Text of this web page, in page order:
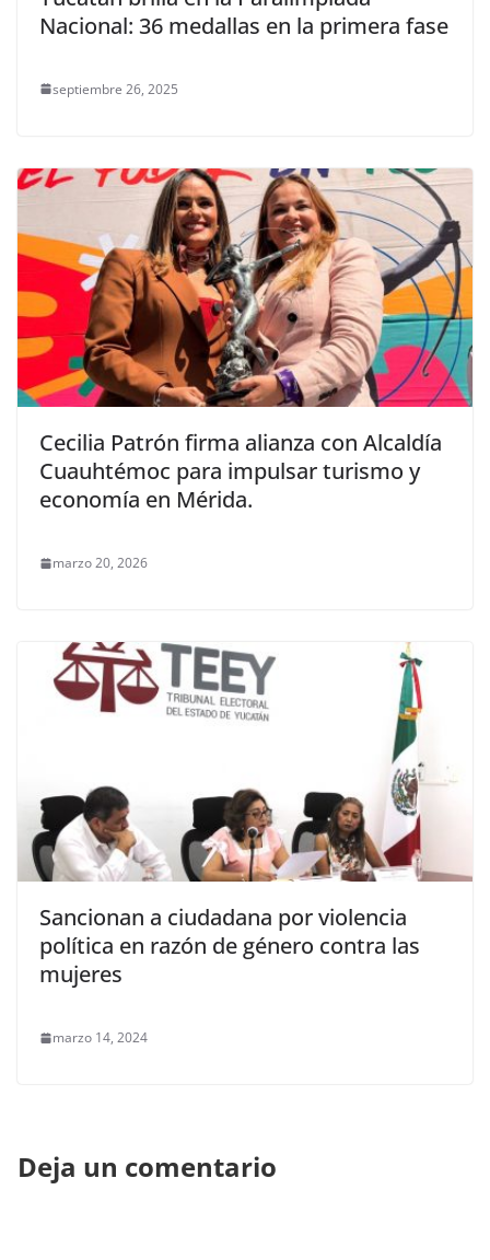
Nacional: 36 medallas en la primera fase
septiembre 26, 2025
Cecilia Patrón firma alianza con Alcaldía
Cuauhtémoc para impulsar turismo y
economía en Mérida.
marzo 20, 2026
Sancionan a ciudadana por violencia
política en razón de género contra las
mujeres
marzo 14, 2024
Deja un comentario